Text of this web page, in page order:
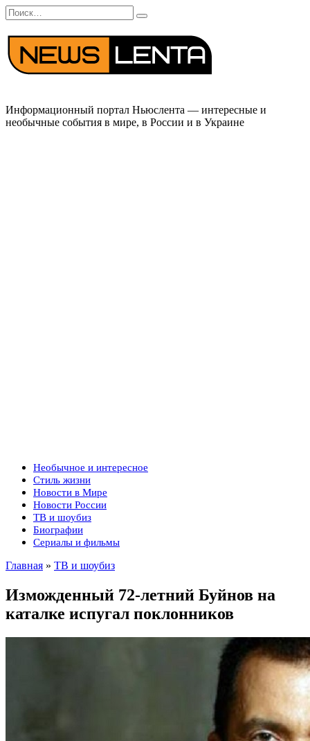
Перейти
к
содержанию
Search
for:
Информационный портал Ньюслента — интересные и
необычные события в мире, в России и в Украине
Необычное и интересное
Стиль жизни
Новости в Мире
Новости России
ТВ и шоубиз
Биографии
Сериалы и фильмы
Главная » ТВ и шоубиз
Изможденный 72-летний Буйнов на
каталке испугал поклонников